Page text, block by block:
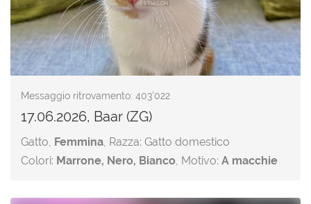
Messaggio ritrovamento: 403'022
17.06.2026, Baar (ZG)
Gatto, Femmina, Razza: Gatto domestico
Colori: Marrone, Nero, Bianco, Motivo: A macchie